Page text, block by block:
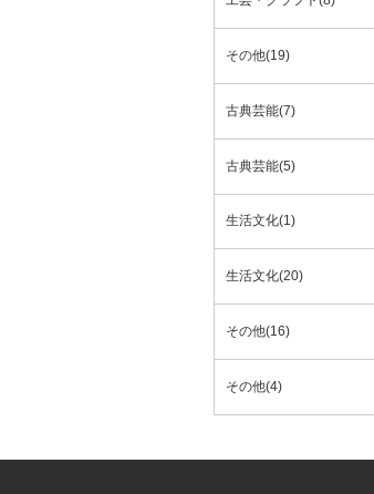
その他(19)
古典芸能(7)
古典芸能(5)
生活文化(1)
生活文化(20)
その他(16)
その他(4)